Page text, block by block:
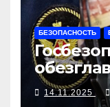
БЕЗОПАСНОСТЬ
14.11.2025